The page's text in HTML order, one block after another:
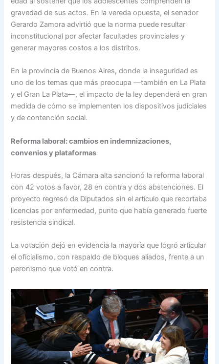
gravedad de sus actos. En la vereda opuesta, el senador
Gerardo Zamora advirtió que la norma puede resultar
inconstitucional por afectar facultades provinciales y
generar mayores costos a los distritos.
En la provincia de Buenos Aires, donde la inseguridad es
uno de los temas que más preocupa —también en La Plata
y el Gran La Plata—, el impacto de la ley dependerá en gran
medida de cómo se implementen los dispositivos judiciales
y de contención social.
Reforma laboral: cambios en indemnizaciones,
convenios y plataformas
Horas después, la Cámara alta sancionó la reforma laboral
con 42 votos a favor, 28 en contra y dos abstenciones. El
proyecto regresó de Diputados sin el artículo que recortaba
licencias por enfermedad, punto que había generado fuerte
resistencia sindical.
La votación dejó en evidencia la mayoría que logró articular
el oficialismo, con respaldo de bloques aliados, frente a un
peronismo que votó en contra.